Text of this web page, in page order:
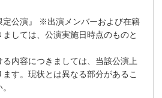
定公演』 ※出演メンバーおよび在籍
しては、公演実施日時点のものと
内容につきましては、当該公演上
す。現状とは異なる部分があるこ